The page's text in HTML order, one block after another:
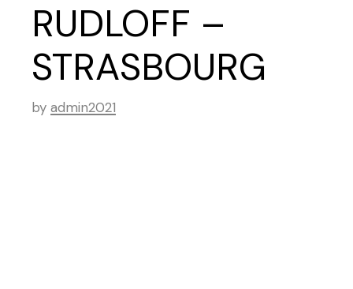
RUDLOFF –
STRASBOURG
by admin2021